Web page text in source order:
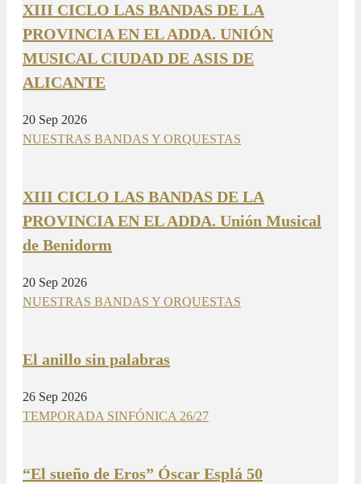
XIII CICLO LAS BANDAS DE LA
PROVINCIA EN EL ADDA. UNIÓN
MUSICAL CIUDAD DE ASIS DE
ALICANTE
20 Sep 2026
NUESTRAS BANDAS Y ORQUESTAS
XIII CICLO LAS BANDAS DE LA
PROVINCIA EN EL ADDA. Unión Musical
de Benidorm
20 Sep 2026
NUESTRAS BANDAS Y ORQUESTAS
El anillo sin palabras
26 Sep 2026
TEMPORADA SINFÓNICA 26/27
“El sueño de Eros” Óscar Esplá 50